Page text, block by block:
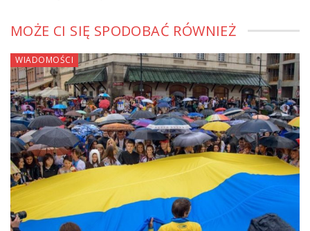
MOŻE CI SIĘ SPODOBAĆ RÓWNIEŻ
WIADOMOŚCI